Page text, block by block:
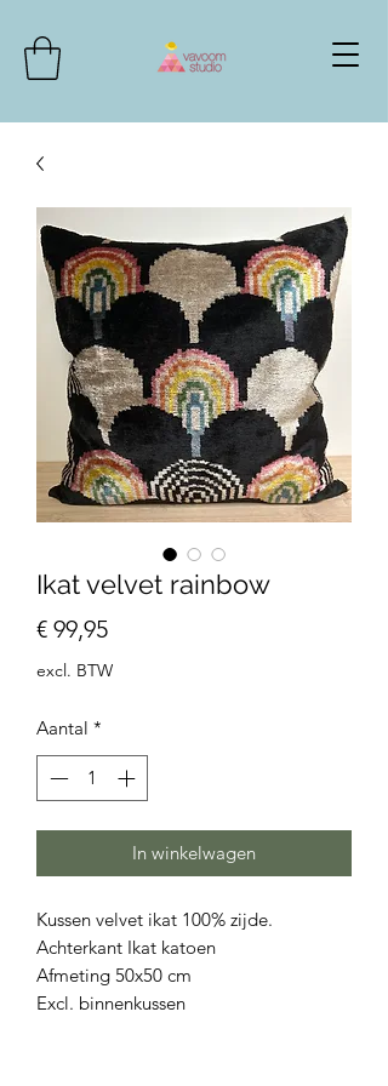
Ikat velvet rainbow
€ 99,95Prijs
excl. BTW
Aantal *
In winkelwagen
Kussen velvet ikat 100% zijde.
Achterkant Ikat katoen
Afmeting 50x50 cm
Excl. binnenkussen